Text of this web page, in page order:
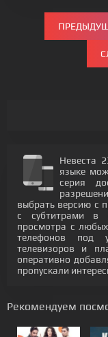
Невеста
языке
серия
выбрать версию с
с субтитрами в
просмотра с
телефонов под
телевизоров и
оперативно
пропускали
Рекомендуем